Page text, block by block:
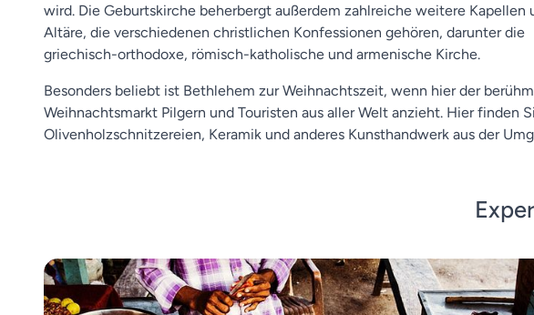
wird. Die Geburtskirche beherbergt außerdem zahlreiche weitere Kapellen
Altäre, die verschiedenen christlichen Konfessionen gehören, darunter die
griechisch-orthodoxe, römisch-katholische und armenische Kirche.
Besonders beliebt ist Bethlehem zur Weihnachtszeit, wenn hier der
Weihnachtsmarkt Pilgern und Touristen aus aller Welt anzieht. Hier finden
Olivenholzschnitzereien, Keramik und anderes Kunsthandwerk aus der